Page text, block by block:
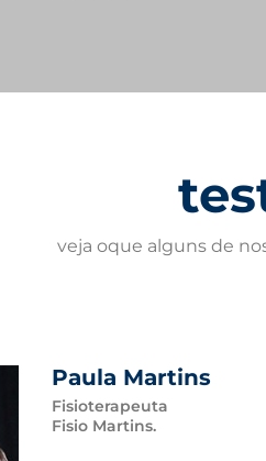
veja oque alguns de
Paula Martins
Fisioterapeuta
Fisio Martins.